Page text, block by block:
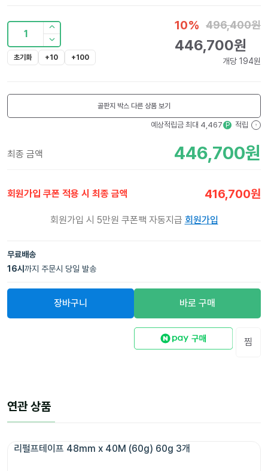
1
초기화 +10 +100
10% 496,400원
446,700원
개당 194원
골판지 박스 다른 상품 보기
예상적립금 최대 4,467 P 적립 ?
최종 금액 446,700원
회원가입 쿠폰 적용 시 최종 금액 416,700원
회원가입 시 5만원 쿠폰팩 자동지급 회원가입
무료배송
16시 까지 주문시 당일 발송
장바구니 바로 구매
찜
연관 상품